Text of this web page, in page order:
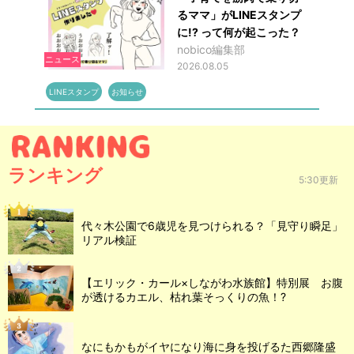
ニュース
るママ」がLINEスタンプ
に!? って何が起こった？
nobico編集部
2026.08.05
LINEスタンプ お知らせ
ランキング 5:30更新
代々木公園で6歳児を見つけられる？「見守り瞬足」
リアル検証
【エリック・カール×しながわ水族館】特別展 お腹
が透けるカエル、枯れ葉そっくりの魚！?
なにもかもがイヤになり海に身を投げるた西郷隆盛